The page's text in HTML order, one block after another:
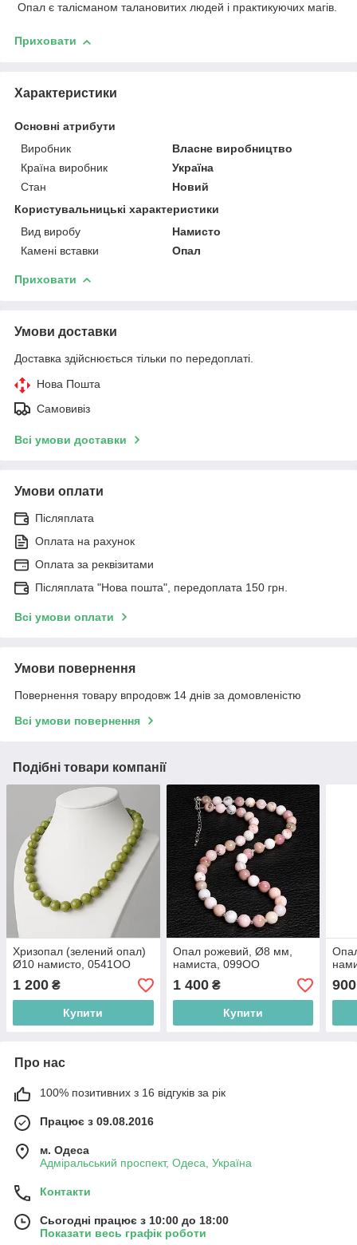
Опал є талісманом талановитих людей і практикуючих магів.
Приховати
Характеристики
Основні атрибути
Виробник
Власне виробництво
Країна виробник
Україна
Стан
Новий
Користувальницькі характеристики
Вид виробу
Намисто
Камені вставки
Опал
Приховати
Умови доставки
Доставка здійснюється тільки по передоплаті.
Нова Пошта
Самовивіз
Всі умови доставки
Умови оплати
Післяплата
Оплата на рахунок
Оплата за реквізитами
Післяплата "Нова пошта", передоплата 150 грн.
Всі умови оплати
Умови повернення
Повернення товару впродовж 14 днів за домовленістю
Всі умови повернення
Подібні товари компанії
Хризопал (зелений опал)
Ø10 намисто, 0541ОО
1 200 ₴
Купити
Опал рожевий, Ø8 мм,
намиста, 099ОО
1 400₴
Купити
900
Про нас
100% позитивних з 16 відгуків за рік
Працює з 09.08.2016
м. Одеса
Адміральський проспект, Одеса, Україна
Контакти
Сьогодні працює з 10:00 до 18:00
Показати весь графік роботи